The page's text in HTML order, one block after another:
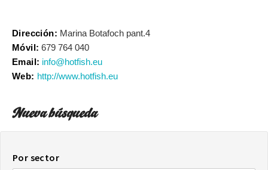
Dirección: Marina Botafoch pant.4
Móvil: 679 764 040
Email: info@hotfish.eu
Web: http://www.hotfish.eu
Nueva búsqueda
Por sector